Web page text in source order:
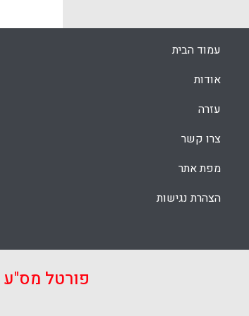
עמוד הבית
אודות
עזרה
צרו קשר
מפת אתר
הצהרת נגישות
פורטל